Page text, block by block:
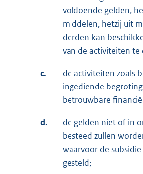
voldoende gelden,
middelen, hetzij uit
derden kan
van de activiteiten te
c.
de activiteiten zoals
ingediende
betrouwbare
d.
de gelden niet of in
besteed zullen
waarvoor de
gesteld;